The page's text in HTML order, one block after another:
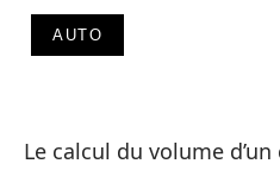
AUTO
Le calcul du volume